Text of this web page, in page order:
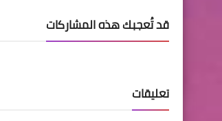
قد تُعجبك هذه المشاركات
تعليقات